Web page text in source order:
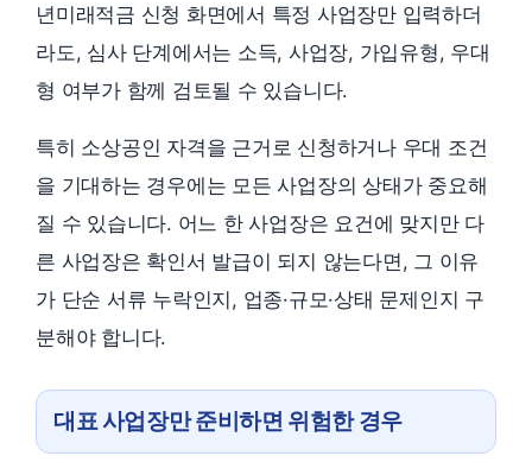
년미래적금 신청 화면에서 특정 사업장만 입력하더
라도, 심사 단계에서는 소득, 사업장, 가입유형, 우대
형 여부가 함께 검토될 수 있습니다.
특히 소상공인 자격을 근거로 신청하거나 우대 조건
을 기대하는 경우에는 모든 사업장의 상태가 중요해
질 수 있습니다. 어느 한 사업장은 요건에 맞지만 다
른 사업장은 확인서 발급이 되지 않는다면, 그 이유
가 단순 서류 누락인지, 업종·규모·상태 문제인지 구
분해야 합니다.
대표 사업장만 준비하면 위험한 경우